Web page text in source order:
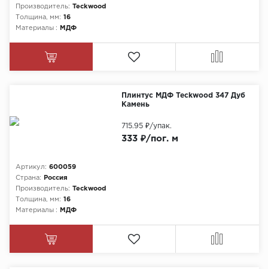
Производитель: Teckwood
Толщина, мм: 16
Материалы :
МДФ
Плинтус МДФ Teckwood 347 Дуб
Камень
Артикул: 600059
Страна:
Россия
Производитель: Teckwood
Толщина, мм: 16
Материалы :
МДФ
333 ₽/пог. м
715.95 ₽/упак.